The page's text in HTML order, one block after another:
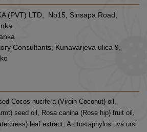
(PVT) LTD, No15, Sinsapa Road,
Consultants, Kunavarjeva ulica 9,
Cocos nucifera (Virgin Coconut) oil,
seed oil, Rosa canina (Rose hip) fruit oil,
leaf extract, Arctostaphylos uva ursi